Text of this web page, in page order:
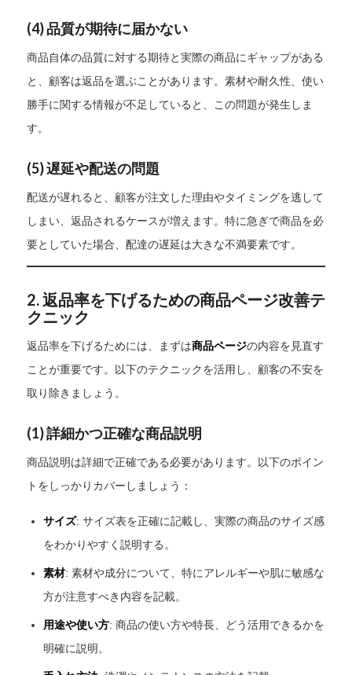
(4)品質が期待に届かない
商品自体の品質に対する期待と実際の商品にギャップがある
と、顧客は返品を選ぶことがあります。素材や耐久性、使い
勝手に関する情報が不足していると、この問題が発生しま
す。
(5)遅延や配送の問題
配送が遅れると、顧客が注文した理由やタイミングを逃して
しまい、返品されるケースが増えます。特に急ぎで商品を必
要としていた場合、配達の遅延は大きな不満要素です。
2. 返品率を下げるための商品ページ改善テ
クニック
返品率を下げるためには、まずは商品ページの内容を見直す
ことが重要です。以下のテクニックを活用し、顧客の不安を
取り除きましょう。
(1)詳細かつ正確な商品説明
商品説明は詳細で正確である必要があります。以下のポイン
トをしっかりカバーしましょう：
サイズ: サイズ表を正確に記載し、実際の商品のサイズ感
をわかりやすく説明する。
素材: 素材や成分について、特にアレルギーや肌に敏感な
方が注意すべき内容を記載。
用途や使い方: 商品の使い方や特長、どう活用できるかを
明確に説明。